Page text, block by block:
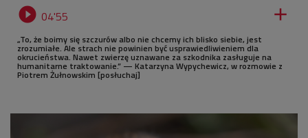
 04'55 
„To, że boimy się szczurów albo nie chcemy ich blisko siebie, jest
zrozumiałe. Ale strach nie powinien być usprawiedliwieniem dla
okrucieństwa. Nawet zwierzę uznawane za szkodnika zasługuje na
humanitarne traktowanie.” — Katarzyna Wypychewicz, w rozmowie z
Piotrem Żułnowskim [posłuchaj]